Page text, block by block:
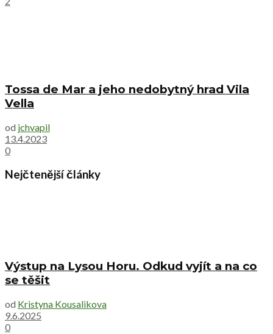
Tossa de Mar a jeho nedobytný hrad Vila
Vella
od jchvapil
13.4.2023
0
Nejčtenější články
Výstup na Lysou Horu. Odkud vyjít a na co
se těšit
od Kristyna Kousalikova
9.6.2025
0